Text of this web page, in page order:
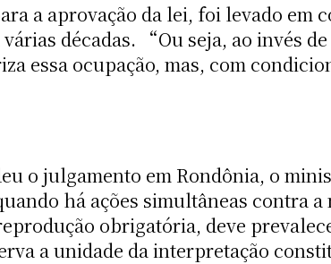
a aprovação da lei, foi levado em
várias décadas. “Ou seja, ao invés
essa ocupação, mas, com
o julgamento em Rondônia, o
há ações simultâneas contra
obrigatória, deve
a unidade da interpretação